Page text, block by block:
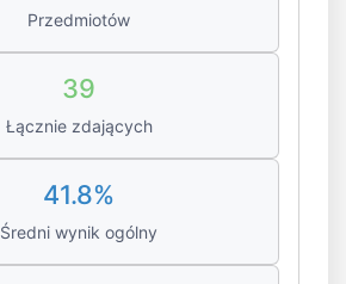
Przedmiotów
39
Łącznie zdających
41.8%
Średni wynik ogólny